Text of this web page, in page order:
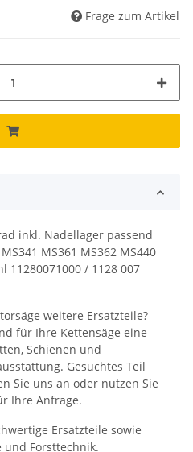
Frage zum Artikel
inkl. Nadellager passend
MS361 MS362 MS440
11280071000 / 1128 007
weitere Ersatzteile?
für Ihre Kettensäge eine
Schienen und
Gesuchtes Teil
Sie uns an oder nutzen Sie
Ihre Anfrage.
Ersatzteile sowie
Forsttechnik.